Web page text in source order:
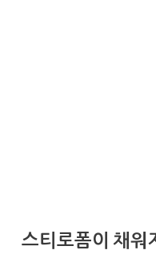
스티로폼이 채워